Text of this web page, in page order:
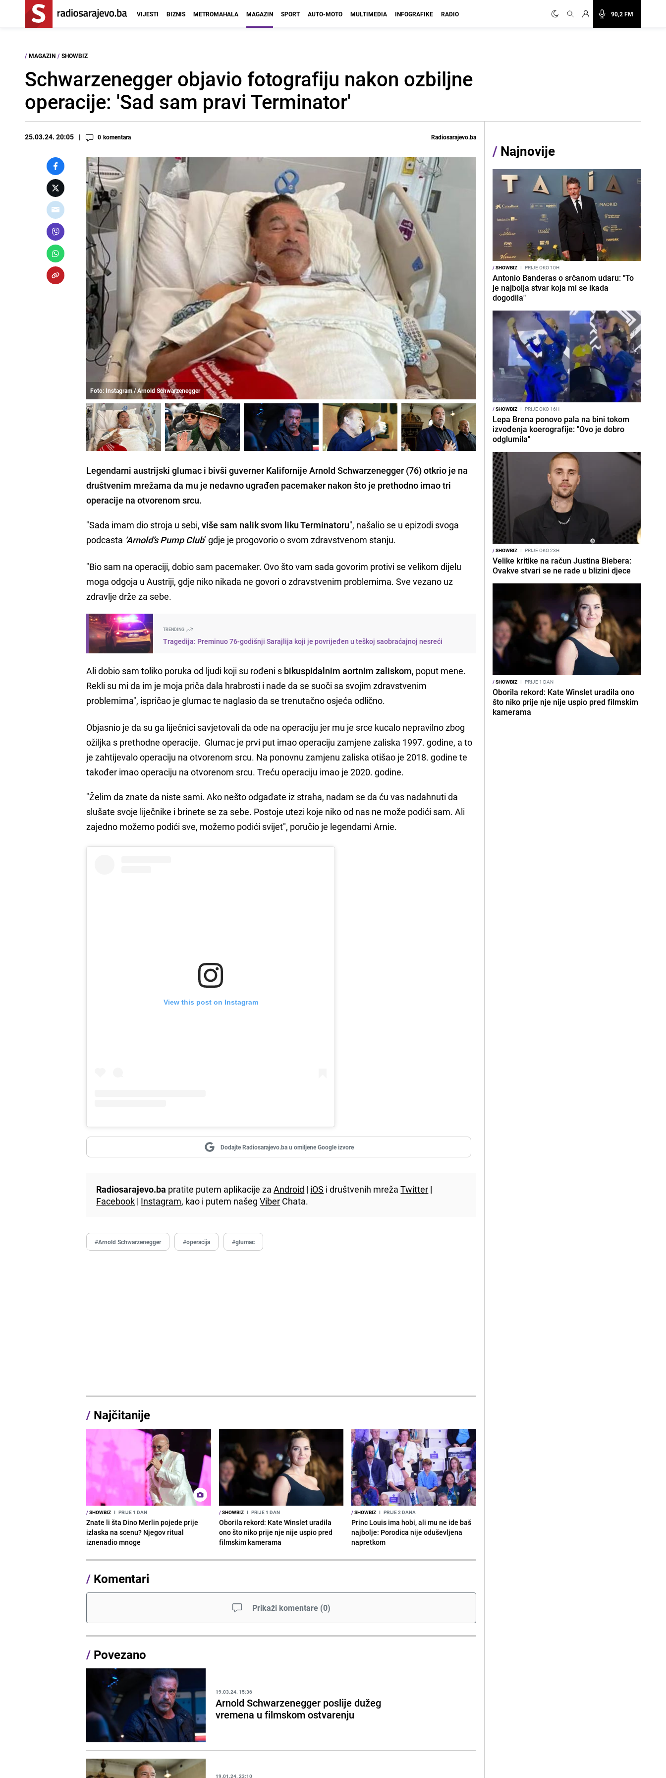
90,2 FM
VIJESTI BIZNIS METROMAHALA MAGAZIN SPORT AUTO-MOTO MULTIMEDIA INFOGRAFIKE RADIO
/ MAGAZIN / SHOWBIZ
Schwarzenegger objavio fotografiju nakon ozbiljne
operacije: 'Sad sam pravi Terminator'
25.03.24. 20:05 0 komentara Radiosarajevo.ba
Foto: Instagram / Arnold Schwarzenegger
Legendarni austrijski glumac i bivši guverner Kalifornije Arnold Schwarzenegger (76) otkrio je na
društvenim mrežama da mu je nedavno ugrađen pacemaker nakon što je prethodno imao tri
operacije na otvorenom srcu.
"Sada imam dio stroja u sebi,više sam nalik svom liku Terminatoru", našalio se u epizodi svoga
podcasta ‘Arnold’s Pump Club’ gdje je progovorio o svom zdravstvenom stanju.
"Bio sam na operaciji, dobio sam pacemaker. Ovo što vam sada govorim protivi se velikom dijelu
moga odgoja u Austriji, gdje niko nikada ne govori o zdravstvenim problemima. Sve vezano uz
zdravlje drže za sebe.
TRENDING
Tragedija: Preminuo 76-godišnji Sarajlija koji je povrijeđen u teškoj saobraćajnoj nesreći
Ali dobio sam toliko poruka od ljudi koji su rođeni s bikuspidalnim aortnim zaliskom, poput mene.
Rekli su mi da im je moja priča dala hrabrosti i nade da se suoči sa svojim zdravstvenim
problemima", ispričao je glumac te naglasio da se trenutačno osjeća odlično.
Objasnio je da su ga liječnici savjetovali da ode na operaciju jer mu je srce kucalo nepravilno zbog
ožiljka s prethodne operacije. Glumac je prvi put imao operaciju zamjene zaliska 1997. godine, a to
je zahtijevalo operaciju na otvorenom srcu. Na ponovnu zamjenu zaliska otišao je 2018. godine te
također imao operaciju na otvorenom srcu. Treću operaciju imao je 2020. godine.
"Želim da znate da niste sami. Ako nešto odgađate iz straha, nadam se da ću vas nadahnuti da
slušate svoje liječnike i brinete se za sebe. Postoje utezi koje niko od nas ne može podići sam. Ali
zajedno možemo podići sve, možemo podići svijet", poručio je legendarni Arnie.
View this post on Instagram
Dodajte Radiosarajevo.ba u omiljene Google izvore
Radiosarajevo.ba pratite putem aplikacije zaAndroid | iOS i društvenih mrežaTwitter |
Facebook | Instagram, kao i putem našegViber Chata.
#Arnold Schwarzenegger #operacija #glumac
/ Najčitanije
/SHOWBIZ I PRIJE 1 DAN
Znate li šta Dino Merlin pojede prije
izlaska na scenu? Njegov ritual
iznenadio mnoge
/SHOWBIZ I PRIJE 1 DAN
Oborila rekord: Kate Winslet uradila
ono što niko prije nje nije uspio pred
filmskim kamerama
/SHOWBIZ I PRIJE 2 DANA
Princ Louis ima hobi, ali mu ne ide baš
najbolje: Porodica nije oduševljena
napretkom
/ Komentari
Prikaži komentare (0)
/ Povezano
19.03.24. 15:36
Arnold Schwarzenegger poslije dužeg
vremena u filmskom ostvarenju
19.01.24. 23:10
/ Najnovije
/SHOWBIZ I PRIJE OKO 10H
Antonio Banderas o srčanom udaru: "To
je najbolja stvar koja mi se ikada
dogodila"
/SHOWBIZ I PRIJE OKO 16H
Lepa Brena ponovo pala na bini tokom
izvođenja koerografije: "Ovo je dobro
odglumila"
/SHOWBIZ I PRIJE OKO 23H
Velike kritike na račun Justina Biebera:
Ovakve stvari se ne rade u blizini djece
/SHOWBIZ I PRIJE 1 DAN
Oborila rekord: Kate Winslet uradila ono
što niko prije nje nije uspio pred filmskim
kamerama